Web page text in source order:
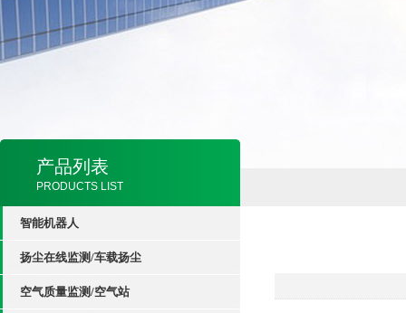
产品列表
PRODUCTS LIST
智能机器人
扬尘在线监测/车载扬尘
空气质量监测/空气站